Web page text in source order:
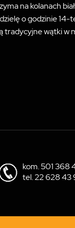
na kolanach
o godzinie 14-
tradycyjne wątki w
kom.501 368
tel.22 628 43